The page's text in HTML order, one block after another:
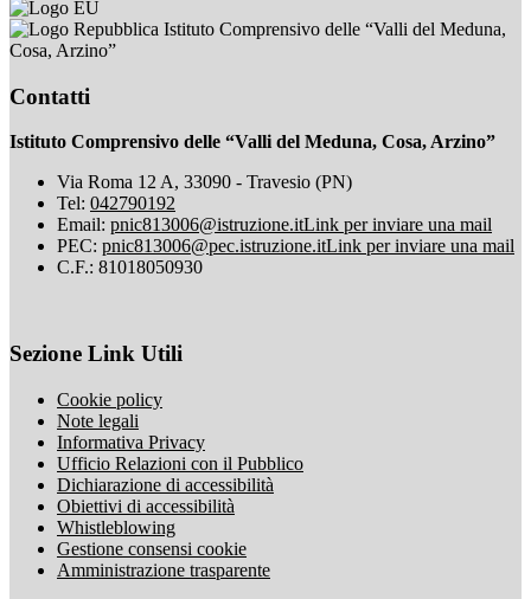
Istituto Comprensivo delle “Valli del Meduna,
Cosa, Arzino”
Contatti
Istituto Comprensivo delle “Valli del Meduna, Cosa, Arzino”
Via Roma 12 A, 33090 - Travesio (PN)
Tel: 042790192
Email: pnic813006@istruzione.itLink per inviare una mail
PEC: pnic813006@pec.istruzione.itLink per inviare una mail
C.F.: 81018050930
Sezione Link Utili
Cookie policy
Note legali
Informativa Privacy
Ufficio Relazioni con il Pubblico
Dichiarazione di accessibilità
Obiettivi di accessibilità
Whistleblowing
Gestione consensi cookie
Amministrazione trasparente